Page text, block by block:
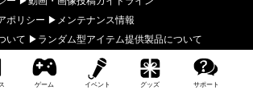
ゲーム イベント グッズ サポート
ポリシー
メンテナンス情報
いて
ランダム型アイテム提供製品について
Chrome、Mozilla FireFox、Apple Safariの最新版、
用できる設定にしてください。 本サイトに掲載された文章、画